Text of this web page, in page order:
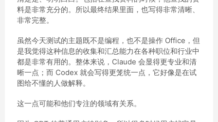
料是非常充分的。所以最终结果里面，也写得非常清晰、
非常完整。
虽然今天测试的主题既不是编程，也不是操作 Office，但
是我觉得这种信息的收集和汇总能力在各种职位和行业中
都是非常有用的。整体来说，Claude 会显得更专业和清
晰一点；而 Codex 就会写得更笼统一点，它好像是在试
图给不懂的人做解释。
这一点可能和他们专注的领域有关系。